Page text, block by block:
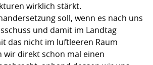
wirklich stärkt.
soll, wenn es nach uns
und damit im Landtag
das nicht im luftleeren Raum
wir direkt schon mal einen